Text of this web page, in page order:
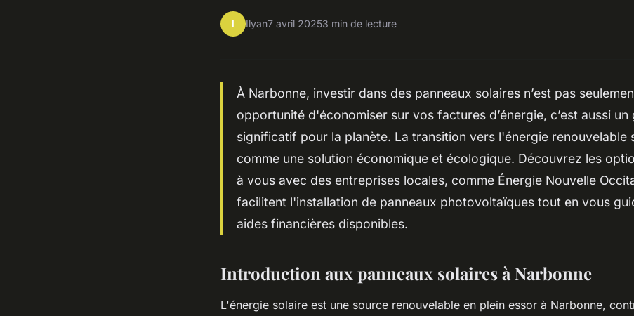
I Ilyan7 avril 20253 min de lecture
À Narbonne, investir dans des panneaux solaires n’est pas
opportunité d'économiser sur vos factures d’énergie, c’est aussi un
significatif pour la planète. La transition vers l'énergie renouvelable
comme une solution économique et écologique. Découvrez les
à vous avec des entreprises locales, comme Énergie Nouvelle
facilitent l'installation de panneaux photovoltaïques tout en vous
aides financières disponibles.
Introduction aux panneaux solaires à Narbonne
L'énergie solaire est une source renouvelable en plein essor à Narbonne,